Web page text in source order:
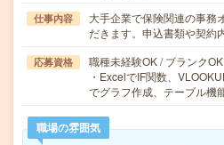
仕事内容
大手企業で保険関連の事務
だきます。申込書類や契
応募資格
職種未経験OK / ブランク
・ExcelでIF関数、
でグラフ作成、テーブル機
職場の雰囲気